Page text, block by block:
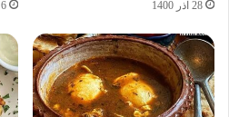
28 آذر 1400 6 آذر 1399